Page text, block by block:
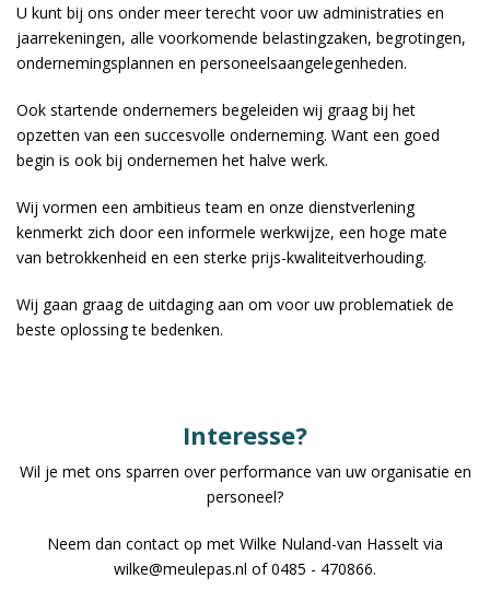
U kunt bij ons onder meer terecht voor uw administraties en
jaarrekeningen, alle voorkomende belastingzaken, begrotingen,
ondernemingsplannen en personeelsaangelegenheden.
Ook startende ondernemers begeleiden wij graag bij het
opzetten van een succesvolle onderneming. Want een goed
begin is ook bij ondernemen het halve werk.
Wij vormen een ambitieus team en onze dienstverlening
kenmerkt zich door een informele werkwijze, een hoge mate
van betrokkenheid en een sterke prijs-kwaliteitverhouding.
Wij gaan graag de uitdaging aan om voor uw problematiek de
beste oplossing te bedenken.
Interesse?
Wil je met ons sparren over performance van uw organisatie en
personeel?
Neem dan contact op met Wilke Nuland-van Hasselt via
wilke@meulepas.nl of 0485 - 470866.